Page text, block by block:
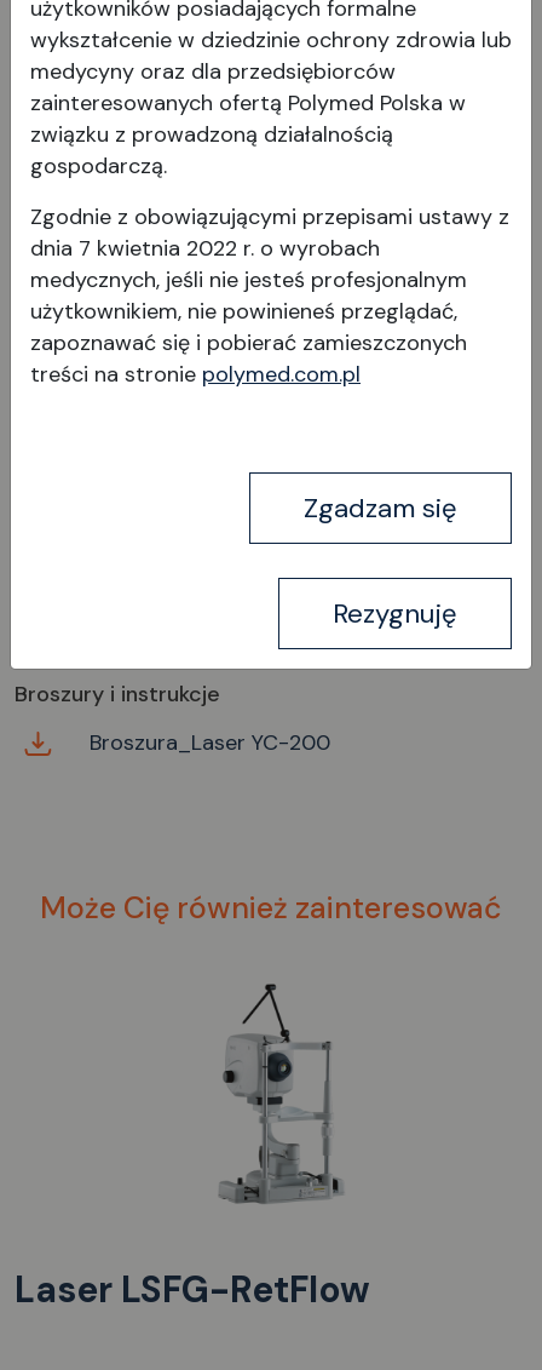
Obrazy
Broszury i instrukcje
Broszura_Laser YC-200
Może Cię również zainteresować
Laser LSFG-RetFlow
użytkowników posiadających formalne
wykształcenie w dziedzinie ochrony zdrowia lub
medycyny oraz dla przedsiębiorców
zainteresowanych ofertą Polymed Polska w
związku z prowadzoną działalnością
gospodarczą.
Zgodnie z obowiązującymi przepisami ustawy z
dnia 7 kwietnia 2022 r. o wyrobach
medycznych, jeśli nie jesteś profesjonalnym
użytkownikiem, nie powinieneś przeglądać,
zapoznawać się i pobierać zamieszczonych
treści na stronie polymed.com.pl
Zgadzam się
Rezygnuję